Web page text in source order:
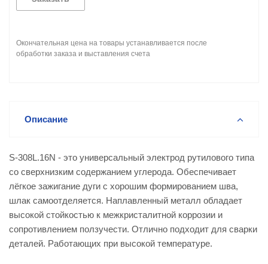
Окончательная цена на товары устанавливается после
обработки заказа и выставления счета
Описание
S-308L.16N - это универсальный электрод рутилового типа
со сверхнизким содержанием углерода. Обеспечивает
лёгкое зажигание дуги с хорошим формированием шва,
шлак самоотделяется. Наплавленный металл обладает
высокой стойкостью к межкристалитной коррозии и
сопротивлением ползучести. Отлично подходит для сварки
деталей. Работающих при высокой температуре.